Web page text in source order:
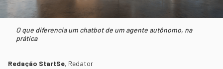
O que diferencia um chatbot de um agente autônomo, na
prática
Redação StartSe, Redator